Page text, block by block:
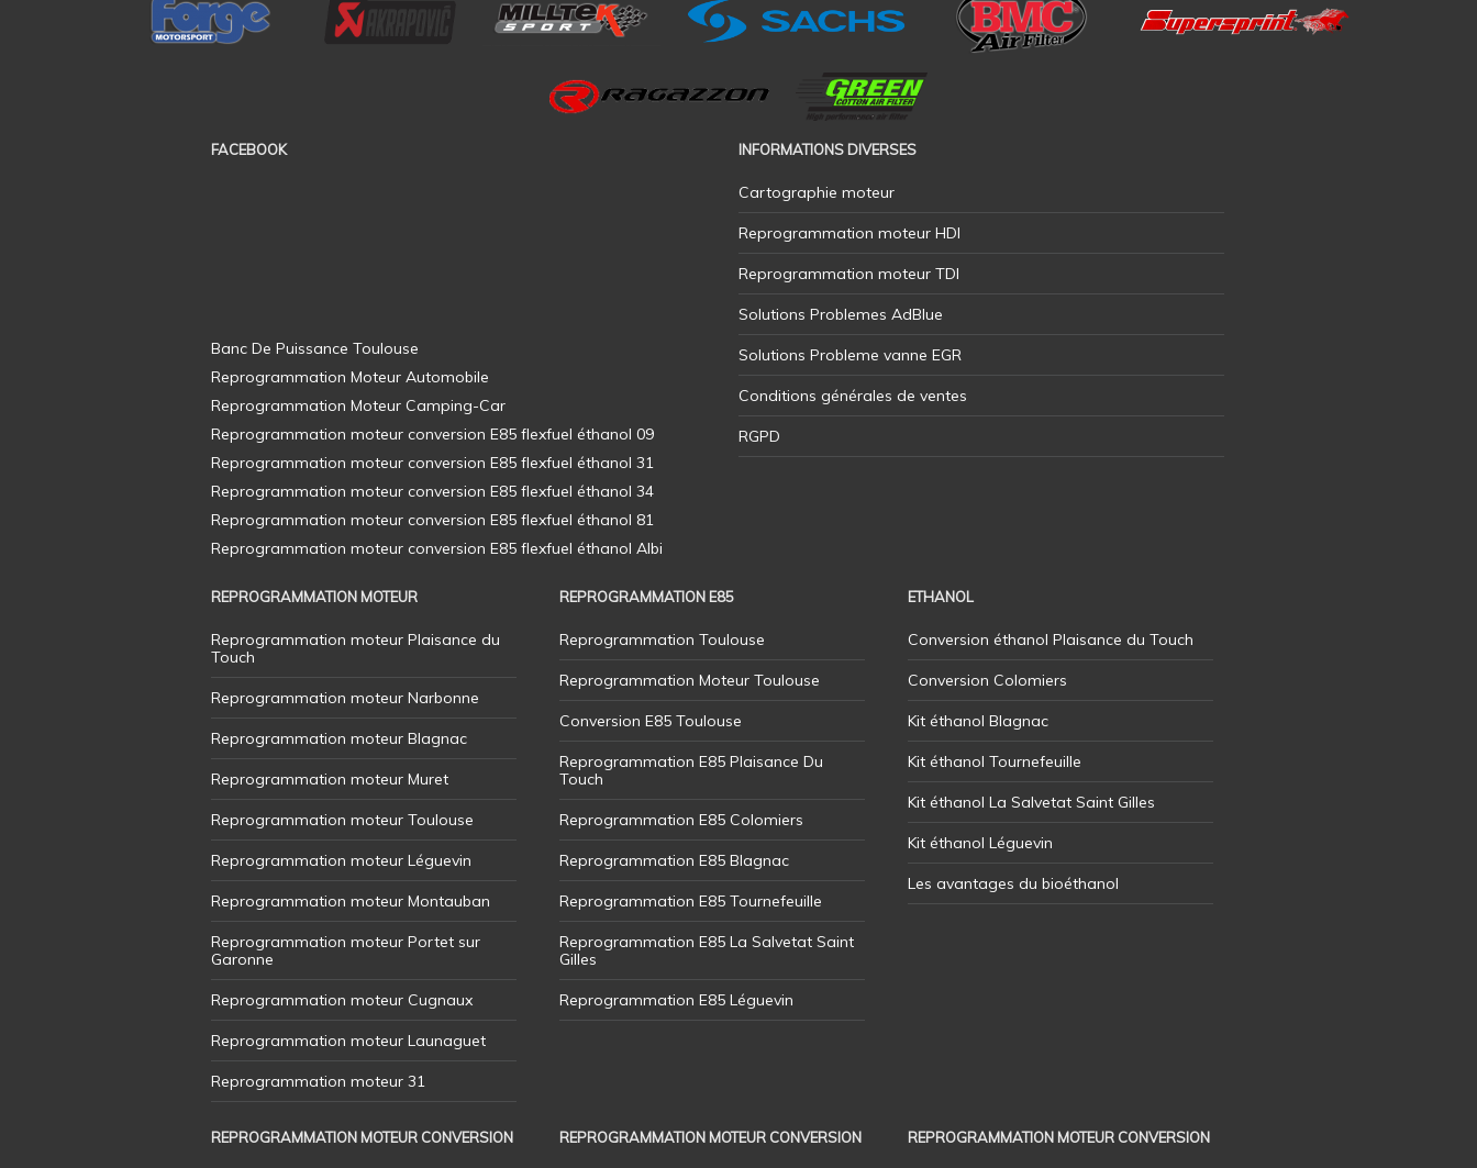
FACEBOOK INFORMATIONS DIVERSES
Cartographie moteur
Reprogrammation moteur HDI
Reprogrammation moteur TDI
Solutions Problemes AdBlue
Solutions Probleme vanne EGR
Conditions générales de ventes
RGPD
REPROGRAMMATION MOTEUR
Reprogrammation moteur Plaisance du
Touch
Reprogrammation moteur Narbonne
Reprogrammation moteur Blagnac
Reprogrammation moteur Muret
Reprogrammation moteur Toulouse
Reprogrammation moteur Léguevin
Reprogrammation moteur Montauban
Reprogrammation moteur Portet sur
Garonne
Reprogrammation moteur Cugnaux
Reprogrammation moteur Launaguet
Reprogrammation moteur 31
REPROGRAMMATION E85
Reprogrammation Toulouse
Reprogrammation Moteur Toulouse
Conversion E85 Toulouse
Reprogrammation E85 Plaisance Du
Touch
Reprogrammation E85 Colomiers
Reprogrammation E85 Blagnac
Reprogrammation E85 Tournefeuille
Reprogrammation E85 La Salvetat Saint
Gilles
Reprogrammation E85 Léguevin
ETHANOL
Conversion éthanol Plaisance du Touch
Conversion Colomiers
Kit éthanol Blagnac
Kit éthanol Tournefeuille
Kit éthanol La Salvetat Saint Gilles
Kit éthanol Léguevin
Les avantages du bioéthanol
REPROGRAMMATION MOTEUR CONVERSION REPROGRAMMATION MOTEUR CONVERSION REPROGRAMMATION MOTEUR CONVERSION
Banc De Puissance Toulouse
Reprogrammation Moteur Automobile
Reprogrammation Moteur Camping-Car
Reprogrammation moteur conversion E85 flexfuel éthanol 09
Reprogrammation moteur conversion E85 flexfuel éthanol 31
Reprogrammation moteur conversion E85 flexfuel éthanol 34
Reprogrammation moteur conversion E85 flexfuel éthanol 81
Reprogrammation moteur conversion E85 flexfuel éthanol Albi